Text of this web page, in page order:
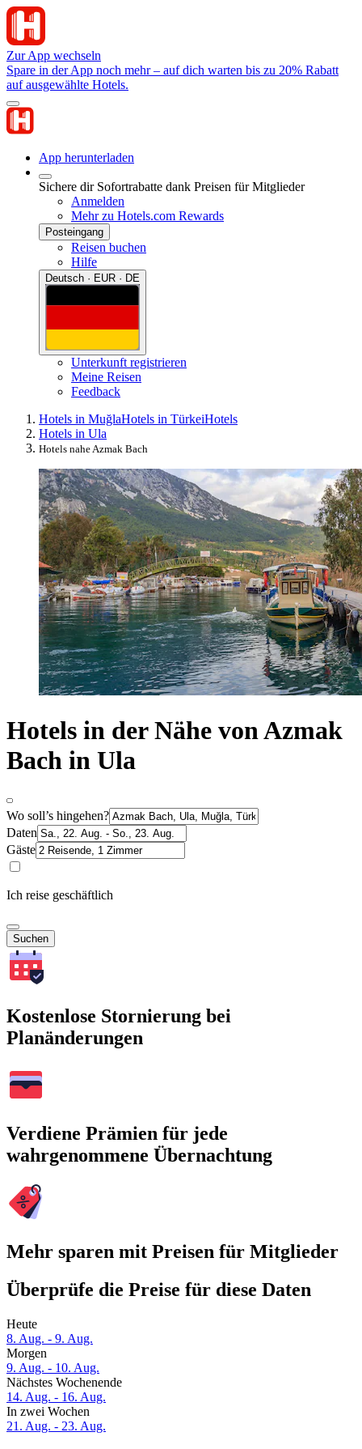
Zur App wechseln
Spare in der App noch mehr – auf dich warten bis zu 20% Rabatt
auf ausgewählte Hotels.
App herunterladen
Sichere dir Sofortrabatte dank Preisen für Mitglieder
Anmelden
Mehr zu Hotels.com Rewards
Posteingang
Reisen buchen
Hilfe
Deutsch · EUR · DE
Unterkunft registrieren
Meine Reisen
Feedback
Hotels in MuğlaHotels in TürkeiHotels
Hotels in Ula
Hotels nahe Azmak Bach
Hotels in der Nähe von Azmak
Bach in Ula
Wo soll’s hingehen?
Daten
Gäste
Ich reise geschäftlich
Suchen
Kostenlose Stornierung bei
Planänderungen
Verdiene Prämien für jede
wahrgenommene Übernachtung
Mehr sparen mit Preisen für Mitglieder
Überprüfe die Preise für diese Daten
Heute
8. Aug. - 9. Aug.
Morgen
9. Aug. - 10. Aug.
Nächstes Wochenende
14. Aug. - 16. Aug.
In zwei Wochen
21. Aug. - 23. Aug.